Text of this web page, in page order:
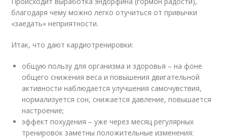
благодаря чему можно легко отучиться от привычки
«заедать» неприятности.
Итак, что дают кардиотренировки:
общую пользу для организма и здоровья – на фоне
общего снижения веса и повышения двигательной
активности наблюдается улучшения самочувствия,
нормализуется сон, снижается давление, повышается
настроение;
эффект похудения – уже через месяц регулярных
тренировок заметны положительные изменения: